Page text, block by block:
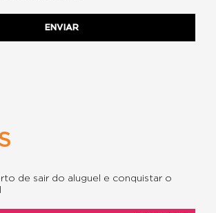
de sair do aluguel e conquistar o